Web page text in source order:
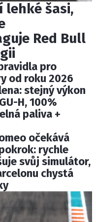
lehké šasi,
Red Bull
pro
od roku 2026
stejný výkon
H, 100%
paliva +
očekává
rychle
svůj simulátor,
chystá